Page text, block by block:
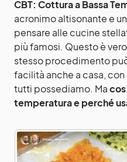
CBT: Cottura a Bassa
acronimo altisonante e
pensare alle cucine
più famosi. Questo è
stesso procedimento
facilità anche a casa,
tutti possediamo. Ma
temperatura e perché